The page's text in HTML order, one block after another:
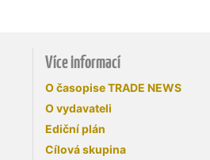
Více informací
O časopise TRADE NEWS
O vydavateli
Ediční plán
Cílová skupina